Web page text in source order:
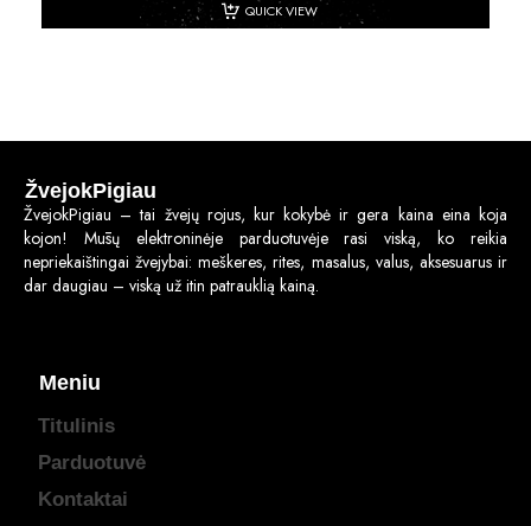
QUICK VIEW
ŽvejokPigiau
ŽvejokPigiau – tai žvejų rojus, kur kokybė ir gera kaina eina koja
kojon! Mūsų elektroninėje parduotuvėje rasi viską, ko reikia
nepriekaištingai žvejybai: meškeres, rites, masalus, valus, aksesuarus ir
dar daugiau – viską už itin patrauklią kainą.
Meniu
Titulinis
Parduotuvė
Kontaktai